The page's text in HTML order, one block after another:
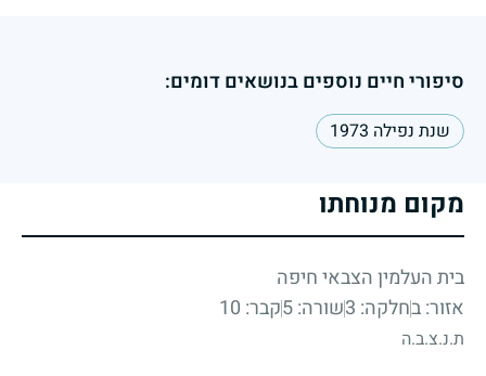
סיפורי חיים נוספים בנושאים דומים:
שנת נפילה 1973
מקום מנוחתו
בית העלמין הצבאי חיפה
אזור: בחלקה: 3 שורה: 5 קבר: 10
ת.נ.צ.ב.ה